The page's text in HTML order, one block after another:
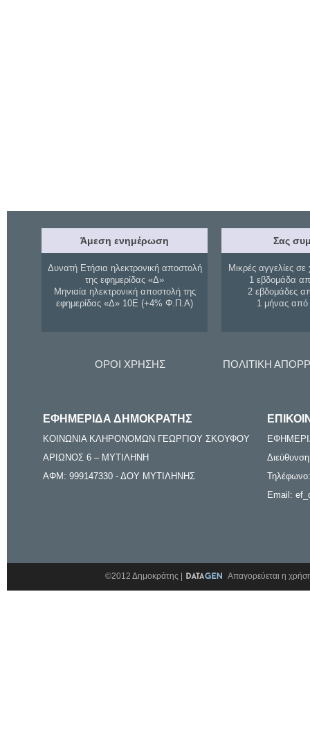
Άμεση ενημέρωση
Δυνατή Ετήσια ηλεκτρονική αποστολή
της εφημερίδας «Δ»
Μηνιαία ηλεκτρονική αποστολή της
εφημερίδας «Δ» 10Ε (+4% Φ.Π.Α)
Σας
Μικρές αγγελίες σε
1 εβδομάδα
2 εβδομάδες
1 μήνας
ΟΡΟΙ ΧΡΗΣΗΣ ΠΟΛΙΤΙΚΗ
ΕΦΗΜΕΡΙΔΑ ΔΗΜΟΚΡΑΤΗΣ
ΚΟΙΝΩΝΙΑ ΚΛΗΡΟΝΟΜΩΝ ΓΕΩΡΓΙΟΥ ΣΚΟΥΦΟΥ
ΑΡΙΩΝΟΣ 6 – ΜΥΤΙΛΗΝΗ
ΑΦΜ: 999147330 - ΔΟΥ ΜΥΤΙΛΗΝΗΣ
Email:
©2012 Δημοκράτης | Απαγορεύεται η